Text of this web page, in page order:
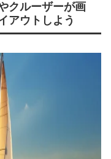
クルーザーが画
アウトしよう